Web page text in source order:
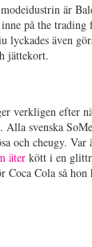
är
på the
lyckades även
jättekort.
verkligen efter
svenska
och cheugy. Var
äter kött i en
Cola så hon